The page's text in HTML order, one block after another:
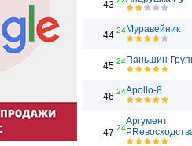
43
44 24Муравейник
45 24Паньшин
46 24Apollo-8
47 24
Аргумент